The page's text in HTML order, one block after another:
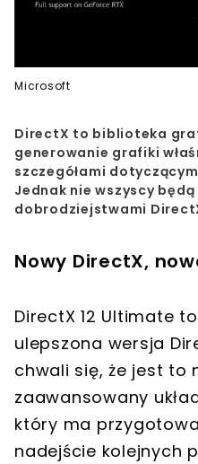
Microsoft
DirectX to biblioteka
generowanie grafiki
szczegółami
Jednak nie wszyscy
dobrodziejstwami
Nowy DirectX,
DirectX 12 Ultimate
ulepszona wersja
chwali się, że jest to
zaawansowany
który ma
nadejście kolejnych